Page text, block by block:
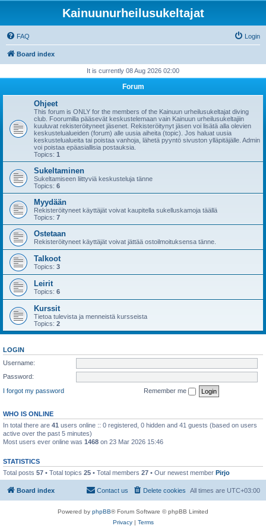
Kainuunurheilusukeltajat
FAQ Login
Board index
It is currently 08 Aug 2026 02:00
Forum
Ohjeet
This forum is ONLY for the members of the Kainuun urheilusukeltajat diving
club. Foorumilla pääsevät keskustelemaan vain Kainuun urheilusukeltajiin
kuuluvat rekisteröityneet jäsenet. Rekisteröitynyt jäsen voi lisätä alla olevien
keskustelualueiden (forum) alle uusia aiheita (topic). Jos haluat uusia
keskustelualueita tai poistaa vanhoja, lähetä pyyntö sivuston ylläpitäjälle. Admin
voi poistaa epäasiallisia postauksia.
Topics: 1
Sukeltaminen
Sukeltamiseen liittyviä keskusteluja tänne
Topics: 6
Myydään
Rekisteröityneet käyttäjät voivat kaupitella sukelluskamoja täällä
Topics: 7
Ostetaan
Rekisteröityneet käyttäjät voivat jättää ostoilmoituksensa tänne.
Talkoot
Topics: 3
Leirit
Topics: 6
Kurssit
Tietoa tulevista ja menneistä kursseista
Topics: 2
LOGIN
Username:
Password:
I forgot my password
Remember me
WHO IS ONLINE
In total there are 41 users online :: 0 registered, 0 hidden and 41 guests (based on users
active over the past 5 minutes)
Most users ever online was 1468 on 23 Mar 2026 15:46
STATISTICS
Total posts 57 • Total topics 25 • Total members 27 • Our newest member Pirjo
Board index All times are UTC+03:00
Delete cookies
Contact us
Powered by phpBB® Forum Software © phpBB Limited
Privacy| Terms